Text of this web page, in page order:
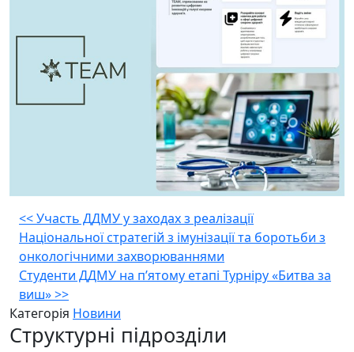
Навігація
записів
<<Участь ДДМУ у заходах з реалізації
Національної стратегій з імунізації та боротьби з
онкологічними захворюваннями
Студенти ДДМУ на п’ятому етапі Турніру «Битва за
виш»>>
Категорія Новини
Структурні підрозділи